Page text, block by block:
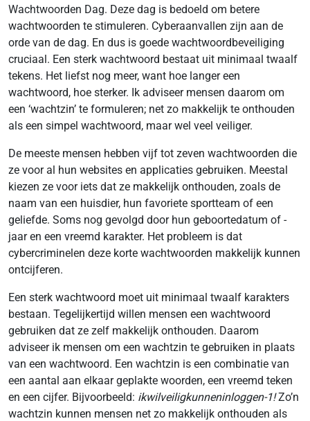
Wachtwoorden Dag. Deze dag is bedoeld om betere
wachtwoorden te stimuleren. Cyberaanvallen zijn aan de
orde van de dag. En dus is goede wachtwoordbeveiliging
cruciaal. Een sterk wachtwoord bestaat uit minimaal twaalf
tekens. Het liefst nog meer, want hoe langer een
wachtwoord, hoe sterker. Ik adviseer mensen daarom om
een ‘wachtzin’ te formuleren; net zo makkelijk te onthouden
als een simpel wachtwoord, maar wel veel veiliger.
De meeste mensen hebben vijf tot zeven wachtwoorden die
ze voor al hun websites en applicaties gebruiken. Meestal
kiezen ze voor iets dat ze makkelijk onthouden, zoals de
naam van een huisdier, hun favoriete sportteam of een
geliefde. Soms nog gevolgd door hun geboortedatum of -
jaar en een vreemd karakter. Het probleem is dat
cybercriminelen deze korte wachtwoorden makkelijk kunnen
ontcijferen.
Een sterk wachtwoord moet uit minimaal twaalf karakters
bestaan. Tegelijkertijd willen mensen een wachtwoord
gebruiken dat ze zelf makkelijk onthouden. Daarom
adviseer ik mensen om een wachtzin te gebruiken in plaats
van een wachtwoord. Een wachtzin is een combinatie van
een aantal aan elkaar geplakte woorden, een vreemd teken
en een cijfer. Bijvoorbeeld: ikwilveiligkunneninloggen-1!Zo’n
wachtzin kunnen mensen net zo makkelijk onthouden als